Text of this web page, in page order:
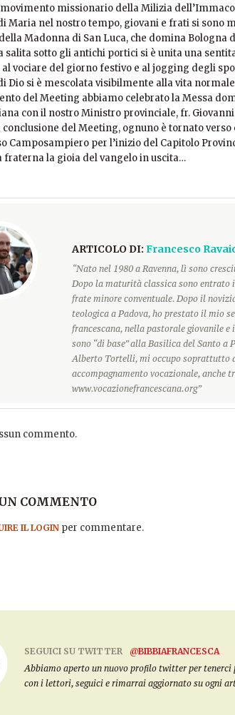
missionario della Milizia
Maria nel nostro tempo, giovani e frati si sono
Madonna di San Luca, che domina Bologna
salita sotto gli antichi portici si è unita una
vociare del giorno festivo e al jogging degli
Dio si è mescolata visibilmente alla vita
del Meeting abbiamo celebrato la Messa
con il nostro Ministro provinciale, fr.
del Meeting, ognuno è tornato
Camposampiero per l’inizio del Capitolo
fraterna la gioia del vangelo in uscita…
ARTICOLO DI: Francesco
“Nato nel 1980 a Ravenna, lì sono
Dopo la maturità classica sono entrato
frate minore conventuale. Dopo il
teologica a Padova, ho prestato il mio
francescana, nella pastorale giovanile e
sono “di base” alla Basilica del Santo a
Alberto Tortelli, mi occupo soprattutto
accompagnamento vocazionale, anche
www.vocazionefrancescana.org”
commento.
COMMENTO
IL LOGIN per commentare.
SEGUICI SU TWITTER
@BIBBIAFRANCESCA
Abbiamo aperto un nuovo profilo twitter per
con i lettori, seguici e rimarrai aggiornato su ogni